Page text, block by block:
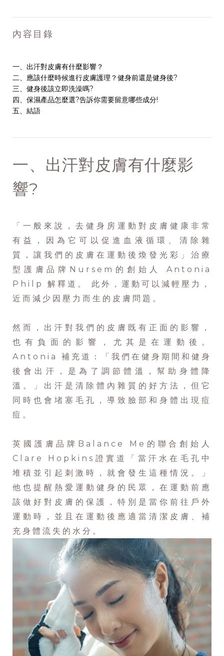
內容目錄
一、出汗對皮膚有什麼影響？
二、應該什麼時候進行皮膚護理？健身前還是健身後?
三、健身後該立即洗澡嗎?
四、保濕產品怎麼選?告訴你需要留意哪些成分!
五、結語
一、出汗對皮膚有什麼影
響?
「一般來說，去健身房運動對皮膚健康非常
有益，因為它可以促進血液循環、清除雜
質，讓我們的皮膚在運動後煥發光彩」治療
型護膚品牌Nursem的創始人 Antonia
Philp 解釋道。 此外，運動可以減輕壓力，
近而減少因壓力而生的皮膚問題。
然而，出汗對我們的皮膚既有正面的影響，
也有負面的影響，尤其是在運動後。
Antonia 補充道：「我們在健身期間和健身
後會出汗，是為了調節體溫，幫助身體降
溫。」出汗是清除體內雜質的好方法，但它
同時也會堵塞毛孔，導致臉部和身體出現痘
痘。
英國護膚品牌Balance Me的聯合創始人
Clare Hopkins證實道「當汗水在毛孔中
堆積並引起刺激時，就會發生這種情況。」
他也提醒熱愛運動健身的民眾，在運動前應
該做好對皮膚的保護，特別是當你前往戶外
運動時，並且在運動後應適當清潔皮膚、補
充身體流失的水分。